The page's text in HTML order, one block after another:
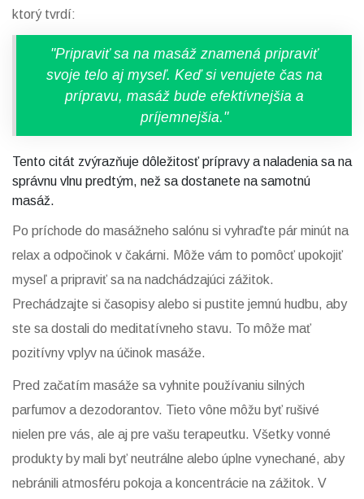
ktorý tvrdí:
"Pripraviť sa na masáž znamená pripraviť
svoje telo aj myseľ. Keď si venujete čas na
prípravu, masáž bude efektívnejšia a
príjemnejšia."
Tento citát zvýrazňuje dôležitosť prípravy a naladenia sa na
správnu vlnu predtým, než sa dostanete na samotnú
masáž.
Po príchode do masážneho salónu si vyhraďte pár minút na
relax a odpočinok v čakárni. Môže vám to pomôcť upokojiť
myseľ a pripraviť sa na nadchádzajúci zážitok.
Prechádzajte si časopisy alebo si pustite jemnú hudbu, aby
ste sa dostali do meditatívneho stavu. To môže mať
pozitívny vplyv na účinok masáže.
Pred začatím masáže sa vyhnite používaniu silných
parfumov a dezodorantov. Tieto vône môžu byť rušivé
nielen pre vás, ale aj pre vašu terapeutku. Všetky vonné
produkty by mali byť neutrálne alebo úplne vynechané, aby
nebránili atmosféru pokoja a koncentrácie na zážitok. V